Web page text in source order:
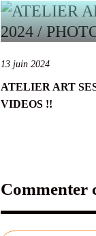
13 juin 2024
ATELIER ART
VIDEOS !!
Commenter